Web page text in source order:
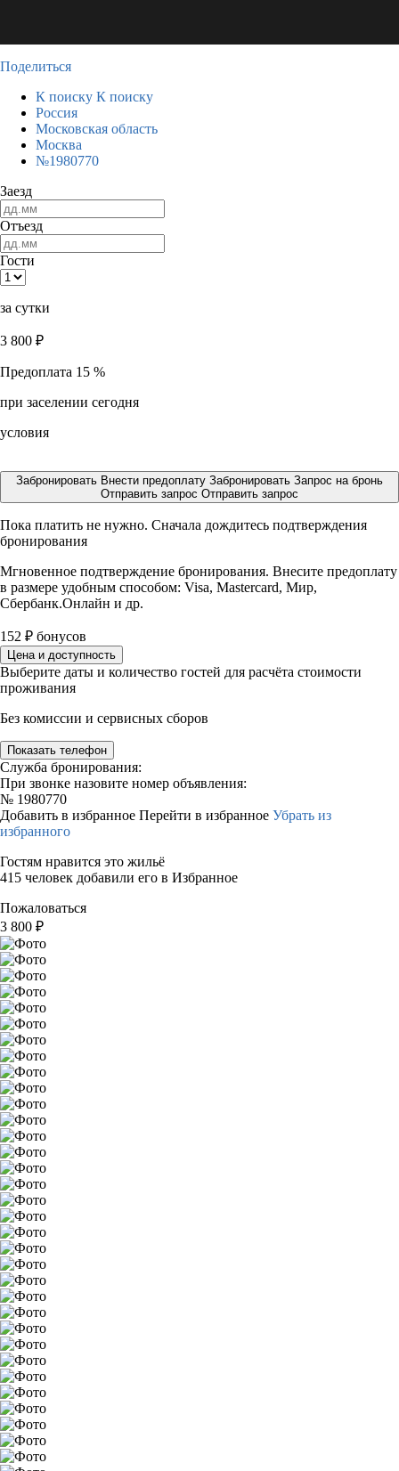
Поделиться
К поиску К поиску
Россия
Московская область
Москва
№1980770
Заезд
Отъезд
Гости
за сутки
3 800 ₽
Предоплата 15 %
при заселении сегодня
условия
Забронировать Внести предоплату Забронировать Запрос на бронь
Отправить запрос Отправить запрос
Пока платить не нужно. Сначала дождитесь подтверждения
бронирования
Мгновенное подтверждение бронирования. Внесите предоплату
в размере удобным способом: Visa, Mastercard, Мир,
Сбербанк.Онлайн и др.
152 ₽ бонусов
Цена и доступность
Выберите даты и количество гостей для расчёта стоимости
проживания
Без комиссии и сервисных сборов
Показать телефон
Служба бронирования:
При звонке назовите номер объявления:
№ 1980770
Добавить в избранное Перейти в избранное Убрать из
избранного
Гостям нравится это жильё
415 человек добавили его в Избранное
Пожаловаться
3 800 ₽